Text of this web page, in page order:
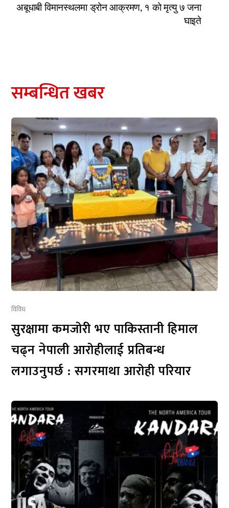
अबूधाबी विमानस्थलमा ड्रोन आक्रमण, १ को मृत्यु ७ जना
घाइते
सम्बन्धित खबर
विविध
सुरक्षामा कमजोरी भए पाकिस्तानी हिमाल
चढ्न नेपाली आरोहीलाई प्रतिबन्ध
लगाउनुपर्छ : सगरमाथा आरोही परियार